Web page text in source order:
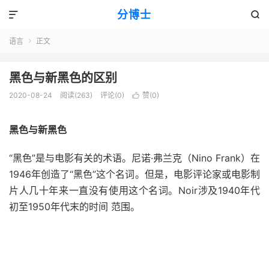
分博士 

语言  正文
黑色与新黑色的区别
2020-08-24 阅读(263) 评论(0)  赞(0)
黑色与新黑色
“黑色”是与电影有关的术语。尼诺·弗兰克（Nino Frank）在
1946年创造了“黑色”这个名词。但是，电影评论家或电影制
片人几十年来一直没有使用这个名词。Noir涉及1940年代
初至1950年代末的时间 范围。